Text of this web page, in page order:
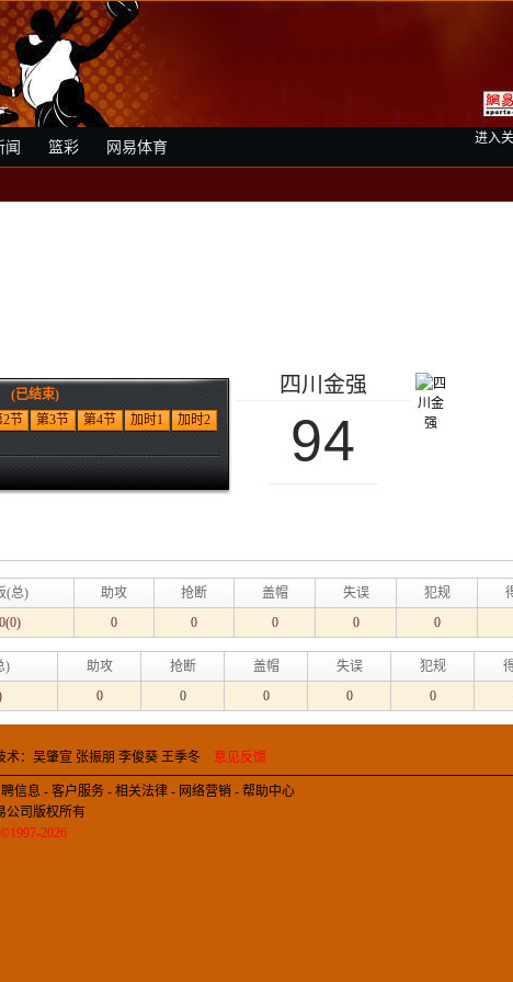
进入
闻 篮彩 网易体育
(已结束)
2节 第3节 第4节 加时1
加时2
四川金强
94
(总) 助攻 抢断 盖帽 失误 犯规
0 0 0 0 0
) 助攻 抢断 盖帽 失误 犯规
0 0 0 0 0
术：吴肇宣 张振朋 李俊葵 王季冬 意见反馈
信息 - 客户服务 - 相关法律 - 网络营销 - 帮助中心
公司版权所有
©1997-2026